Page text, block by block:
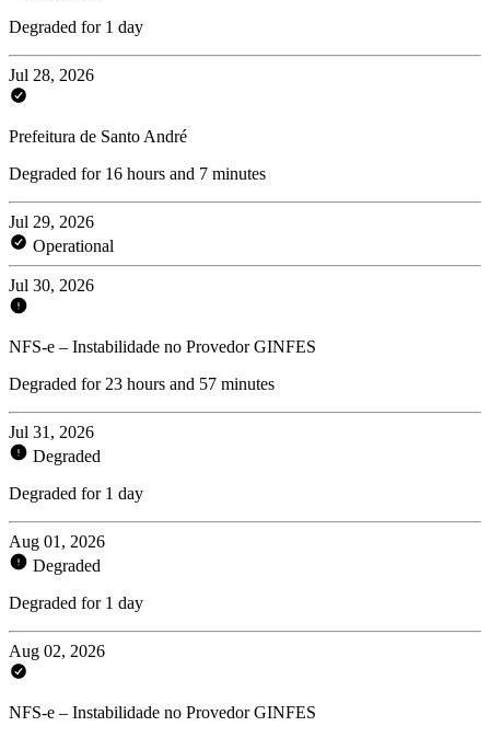
Degraded for 1 day
Jul 28, 2026
Prefeitura de Santo André
Degraded for 16 hours and 7 minutes
Jul 29, 2026
Operational
Jul 30, 2026
NFS-e – Instabilidade no Provedor GINFES
Degraded for 23 hours and 57 minutes
Jul 31, 2026
Degraded
Degraded for 1 day
Aug 01, 2026
Degraded
Degraded for 1 day
Aug 02, 2026
NFS-e – Instabilidade no Provedor GINFES